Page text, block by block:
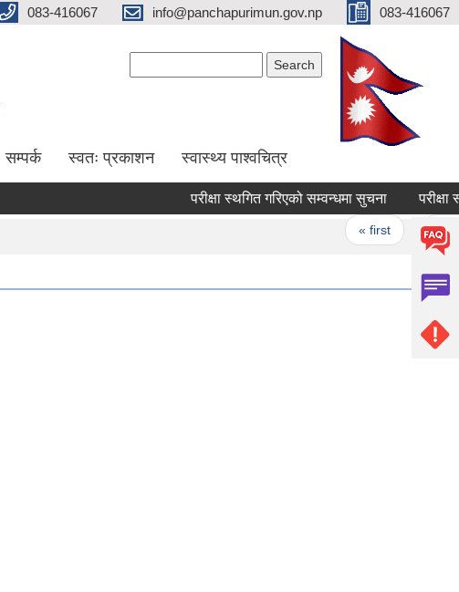
083-416067 info@panchapurimun.gov.np 083-416067
सम्पर्क स्वतः प्रकाशन स्वास्थ्य पाश्वचित्र
परीक्षा स्थगित गरिएको सम्वन्धमा सुचना परीक्षा
« first ‹